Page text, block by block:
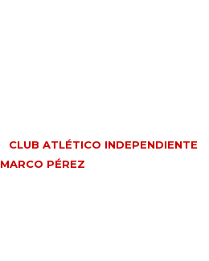
CLUB ATLÉTICO INDEPENDIENTE
MARCO PÉREZ